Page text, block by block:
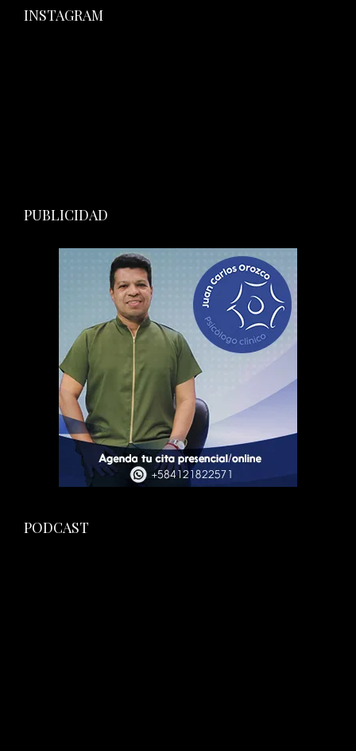
INSTAGRAM
PUBLICIDAD
PODCAST